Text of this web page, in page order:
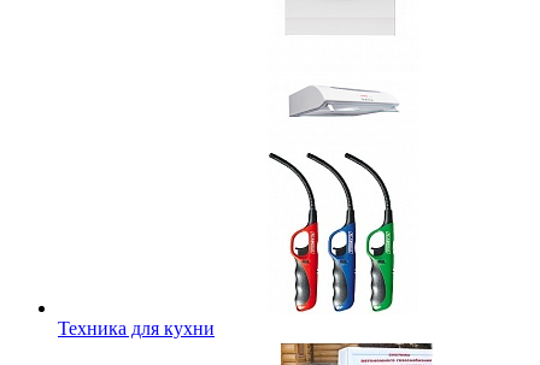
Техника для кухни